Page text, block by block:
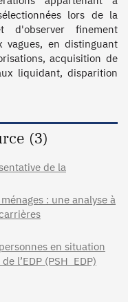
lors de la
d'observer finement
vagues, en distinguant
acquisition de
liquidant, disparition
(3)
de la
: une analyse à
en situation
l’EDP (PSH_EDP)